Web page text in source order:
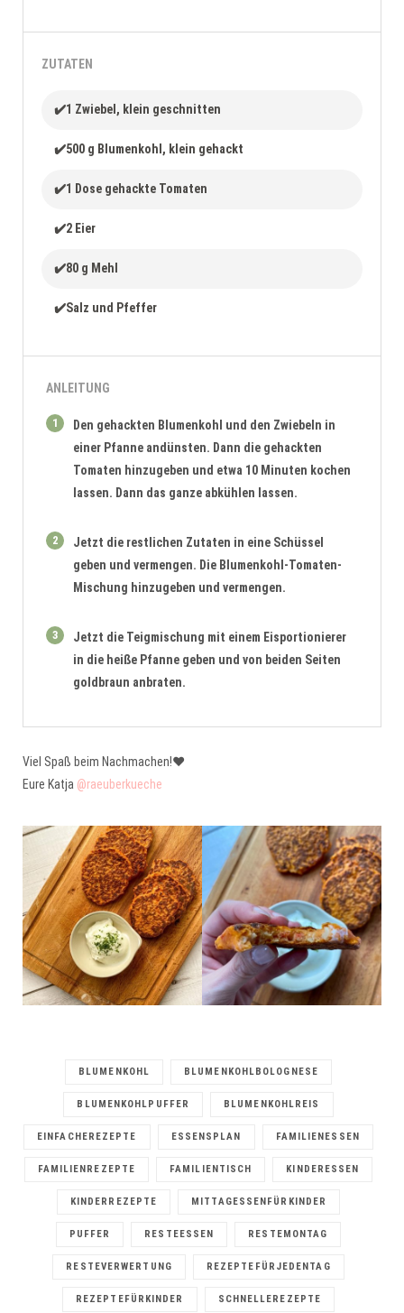
ZUTATEN
✔️1 Zwiebel, klein geschnitten
✔️500 g Blumenkohl, klein gehackt
✔️1 Dose gehackte Tomaten
✔️2 Eier
✔️80 g Mehl
✔️Salz und Pfeffer
ANLEITUNG
1
Den gehackten Blumenkohl und den Zwiebeln in
einer Pfanne andünsten. Dann die gehackten
Tomaten hinzugeben und etwa 10 Minuten kochen
lassen. Dann das ganze abkühlen lassen.
2
Jetzt die restlichen Zutaten in eine Schüssel
geben und vermengen. Die Blumenkohl-Tomaten-
Mischung hinzugeben und vermengen.
3
Jetzt die Teigmischung mit einem Eisportionierer
in die heiße Pfanne geben und von beiden Seiten
goldbraun anbraten.
Viel Spaß beim Nachmachen!❤️
Eure Katja @raeuberkueche
BLUMENKOHL BLUMENKOHLBOLOGNESE
BLUMENKOHLPUFFER BLUMENKOHLREIS
EINFACHEREZEPTE ESSENSPLAN FAMILIENESSEN
FAMILIENREZEPTE FAMILIENTISCH KINDERESSEN
KINDERREZEPTE MITTAGESSENFÜRKINDER
PUFFER RESTEESSEN RESTEMONTAG
RESTEVERWERTUNG REZEPTEFÜRJEDENTAG
REZEPTEFÜRKINDER SCHNELLEREZEPTE